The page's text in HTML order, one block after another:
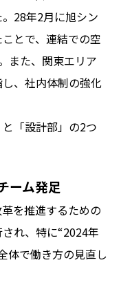
28年2月に旭シン
とで、連結での空
また、関東エリア
、社内体制の強化
「設計部」の2つ
ーム発足
を推進するための
れ、特に“2024年
体で働き方の見直し